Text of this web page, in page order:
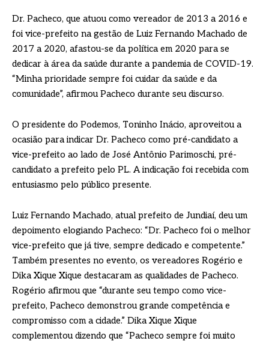
Dr. Pacheco, que atuou como vereador de 2013 a 2016 e
foi vice-prefeito na gestão de Luiz Fernando Machado de
2017 a 2020, afastou-se da política em 2020 para se
dedicar à área da saúde durante a pandemia de COVID-19.
“Minha prioridade sempre foi cuidar da saúde e da
comunidade”, afirmou Pacheco durante seu discurso.
O presidente do Podemos, Toninho Inácio, aproveitou a
ocasião para indicar Dr. Pacheco como pré-candidato a
vice-prefeito ao lado de José Antônio Parimoschi, pré-
candidato a prefeito pelo PL. A indicação foi recebida com
entusiasmo pelo público presente.
Luiz Fernando Machado, atual prefeito de Jundiaí, deu um
depoimento elogiando Pacheco: “Dr. Pacheco foi o melhor
vice-prefeito que já tive, sempre dedicado e competente.”
Também presentes no evento, os vereadores Rogério e
Dika Xique Xique destacaram as qualidades de Pacheco.
Rogério afirmou que “durante seu tempo como vice-
prefeito, Pacheco demonstrou grande competência e
compromisso com a cidade.” Dika Xique Xique
complementou dizendo que “Pacheco sempre foi muito